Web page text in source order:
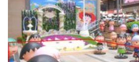
Accès aux handicapés
Air conditionné
Animals Friendly